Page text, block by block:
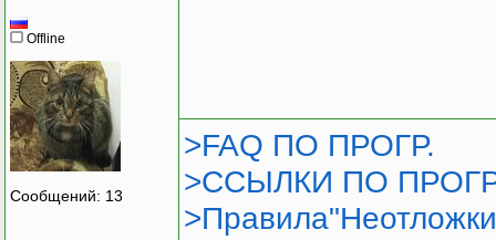
Offline
Сообщений: 13
>FAQ ПО ПРОГР.
>ССЫЛКИ ПО